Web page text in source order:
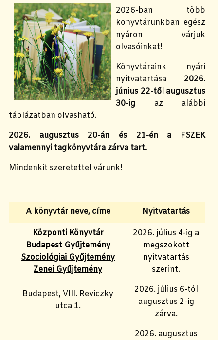
2026-ban több
könyvtárunkban egész
nyáron várjuk
olvasóinkat!
Könyvtáraink nyári
nyitvatartása 2026.
június 22-től augusztus
30-ig az alábbi
táblázatban olvasható.
2026. augusztus 20-án és 21-én a FSZEK
valamennyi tagkönyvtára zárva tart.
Mindenkit szeretettel várunk!
A könyvtár neve, címe Nyitvatartás
Központi Könyvtár
Budapest Gyűjtemény
Szociológiai Gyűjtemény
Zenei Gyűjtemény
Budapest, VIII. Reviczky
utca 1.
2026. július 4-ig a
megszokott
nyitvatartás
szerint.
2026. július 6-tól
augusztus 2-ig
zárva.
2026. augusztus